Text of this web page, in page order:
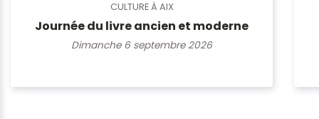
CULTURE À AIX
Journée du livre ancien et moderne
Dimanche 6 septembre 2026